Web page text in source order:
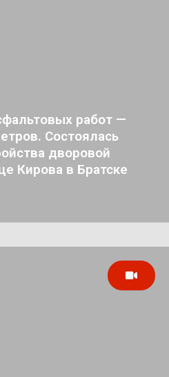
работ —
Состоялась
дворовой
Кирова в Братске